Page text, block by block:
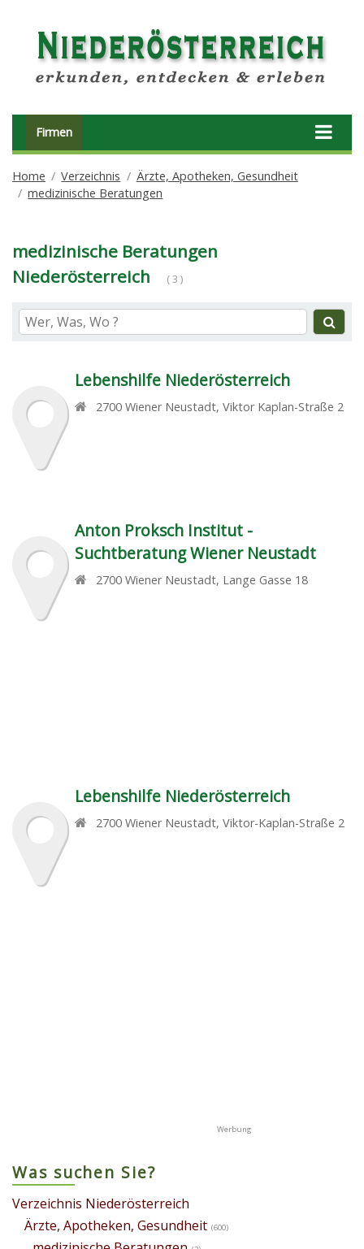
Firmen
Home Verzeichnis
Ärzte, Apotheken, Gesundheit
medizinische Beratungen
medizinische Beratungen
Niederösterreich
( 3 )
Lebenshilfe Niederösterreich
2700 Wiener Neustadt,Viktor Kaplan-Straße 2
Anton Proksch Institut -
Suchtberatung Wiener Neustadt
2700 Wiener Neustadt, Lange Gasse 18
Lebenshilfe Niederösterreich
2700 Wiener Neustadt,Viktor-Kaplan-Straße 2
Was suchen Sie?
Verzeichnis Niederösterreich
Ärzte, Apotheken, Gesundheit (600)